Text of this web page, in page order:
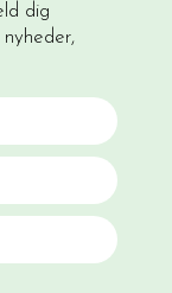
dig